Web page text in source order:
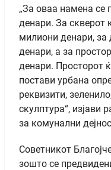
„За оваа намена се
денари. За скверот
милиони денари,
денари, а за
денари. Просторот
постави урбана
реквизити,
скулптура“, изјави
за комунални
Советникот
зошто се